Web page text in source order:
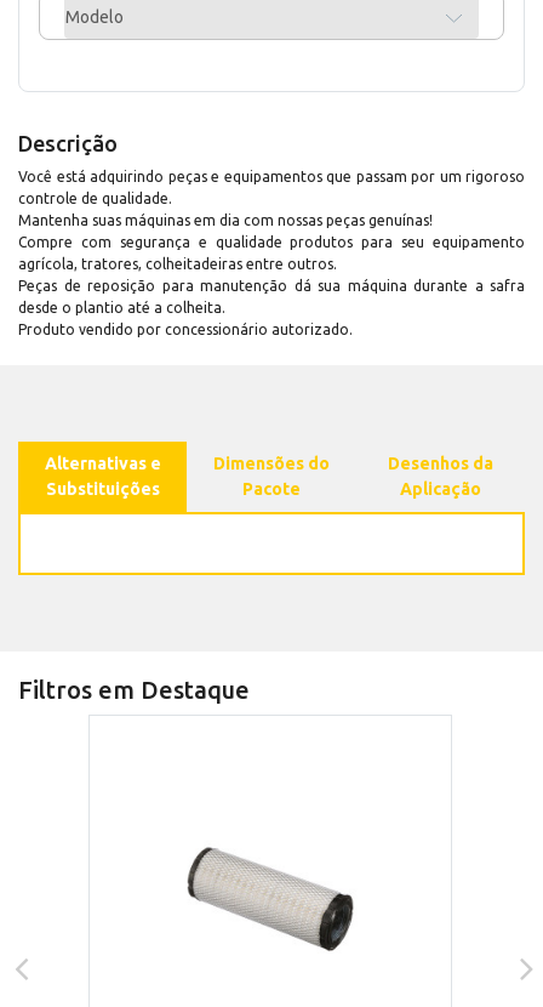
Modelo
Descrição
Você está adquirindo peças e equipamentos que passam por um rigoroso
controle de qualidade.
Mantenha suas máquinas em dia com nossas peças genuínas!
Compre com segurança e qualidade produtos para seu equipamento
agrícola, tratores, colheitadeiras entre outros.
Peças de reposição para manutenção dá sua máquina durante a safra
desde o plantio até a colheita.
Produto vendido por concessionário autorizado.
Alternativas e
Substituições
Dimensões do
Pacote
Desenhos da
Aplicação
Filtros em Destaque